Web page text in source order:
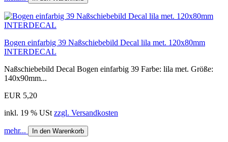
Bogen einfarbig 39 Naßschiebebild Decal lila met. 120x80mm
INTERDECAL
Naßschiebebild Decal Bogen einfarbig 39 Farbe: lila met. Größe:
140x90mm...
EUR 5,20
inkl. 19 % USt zzgl. Versandkosten
mehr... In den Warenkorb